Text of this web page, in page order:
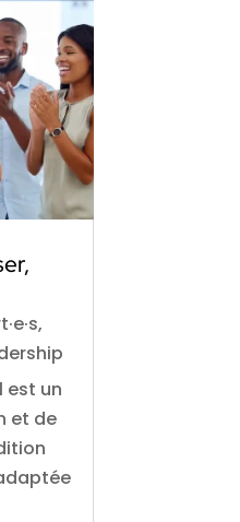
,
est un
et de